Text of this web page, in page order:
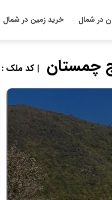
در شمال خرید زمین در شمال
چمستان | کد ملک : 861280